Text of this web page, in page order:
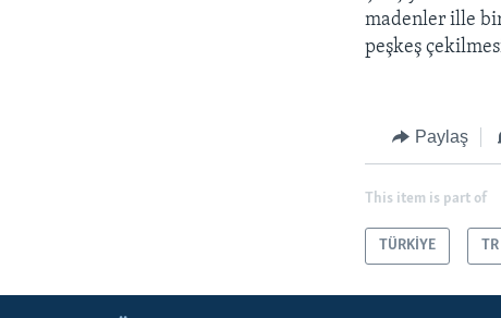
madenler ille
peşkeş
Paylaş
This item is part of
TÜRKİYE